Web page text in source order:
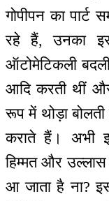
गोपीपन का
रहे हैं, उनका इस
ऑटोमेटिकली
आदि करती थीं
रूप में थोड़ा
कराते हैं। अभी
हिम्मत और उल्लास
आ जाता है ना?